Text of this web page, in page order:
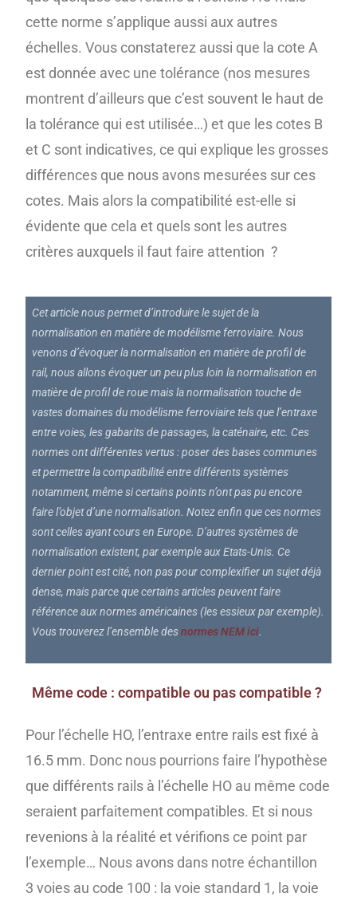
cette norme s’applique aussi aux autres
échelles. Vous constaterez aussi que la cote A
est donnée avec une tolérance (nos mesures
montrent d’ailleurs que c’est souvent le haut de
la tolérance qui est utilisée…) et que les cotes B
et C sont indicatives, ce qui explique les grosses
différences que nous avons mesurées sur ces
cotes. Mais alors la compatibilité est-elle si
évidente que cela et quels sont les autres
critères auxquels il faut faire attention ?
Cet article nous permet d’introduire le sujet de la
normalisation en matière de modélisme ferroviaire. Nous
venons d’évoquer la normalisation en matière de profil de
rail, nous allons évoquer un peu plus loin la normalisation en
matière de profil de roue mais la normalisation touche de
vastes domaines du modélisme ferroviaire tels que l’entraxe
entre voies, les gabarits de passages, la caténaire, etc. Ces
normes ont différentes vertus : poser des bases communes
et permettre la compatibilité entre différents systèmes
notamment, même si certains points n’ont pas pu encore
faire l’objet d’une normalisation. Notez enfin que ces normes
sont celles ayant cours en Europe. D’autres systèmes de
normalisation existent, par exemple aux Etats-Unis. Ce
dernier point est cité, non pas pour complexifier un sujet déjà
dense, mais parce que certains articles peuvent faire
référence aux normes américaines (les essieux par exemple).
Vous trouverez l’ensemble desnormes NEM ici.
Même code : compatible ou pas compatible ?
Pour l’échelle HO, l’entraxe entre rails est fixé à
16.5 mm. Donc nous pourrions faire l’hypothèse
que différents rails à l’échelle HO au même code
seraient parfaitement compatibles. Et si nous
revenions à la réalité et vérifions ce point par
l’exemple… Nous avons dans notre échantillon
3 voies au code 100 : la voie standard 1, la voie